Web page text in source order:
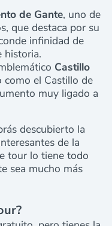
de Gante, uno de
que destaca por su
infinidad de
historia.
Castillo
el Castillo de
muy ligado a
descubierto la
de la
tour lo tiene todo
sea mucho más